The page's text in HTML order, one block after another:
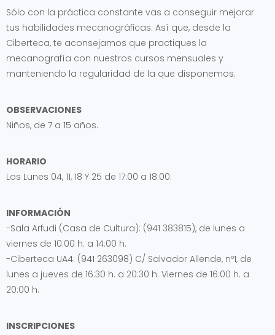
Sólo con la práctica constante vas a conseguir mejorar
tus habilidades mecanográficas. Así que, desde la
Ciberteca, te aconsejamos que practiques la
mecanografía con nuestros cursos mensuales y
manteniendo la regularidad de la que disponemos.
OBSERVACIONES
Niños, de 7 a 15 años.
HORARIO
Los Lunes 04, 11, 18 Y 25 de 17:00 a 18:00.
INFORMACIÓN
-Sala Arfudi (Casa de Cultura): (941 383815), de lunes a
viernes de 10:00 h. a 14:00 h.
-Ciberteca UA4: (941 263098) C/ Salvador Allende, nº1, de
lunes a jueves de 16:30 h. a 20:30 h. Viernes de 16:00 h. a
20:00 h.
INSCRIPCIONES